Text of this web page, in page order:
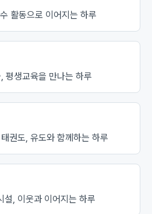
활동으로 이어지는 하루
평생교육을 만나는 하루
권도, 유도와 함께하는 하루
설, 이웃과 이어지는 하루